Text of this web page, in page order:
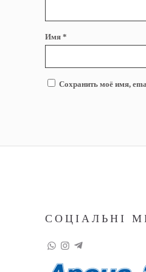
Имя*
Сохранить моё имя,
СОЦІАЛЬНІ